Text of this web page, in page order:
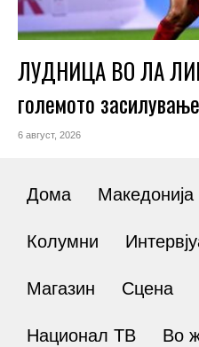
ЛУДНИЦА ВО ЛА
големото
6 август, 2026
Дома Македонија
Колумни
Магазин Сцена
Национал ТВ Во